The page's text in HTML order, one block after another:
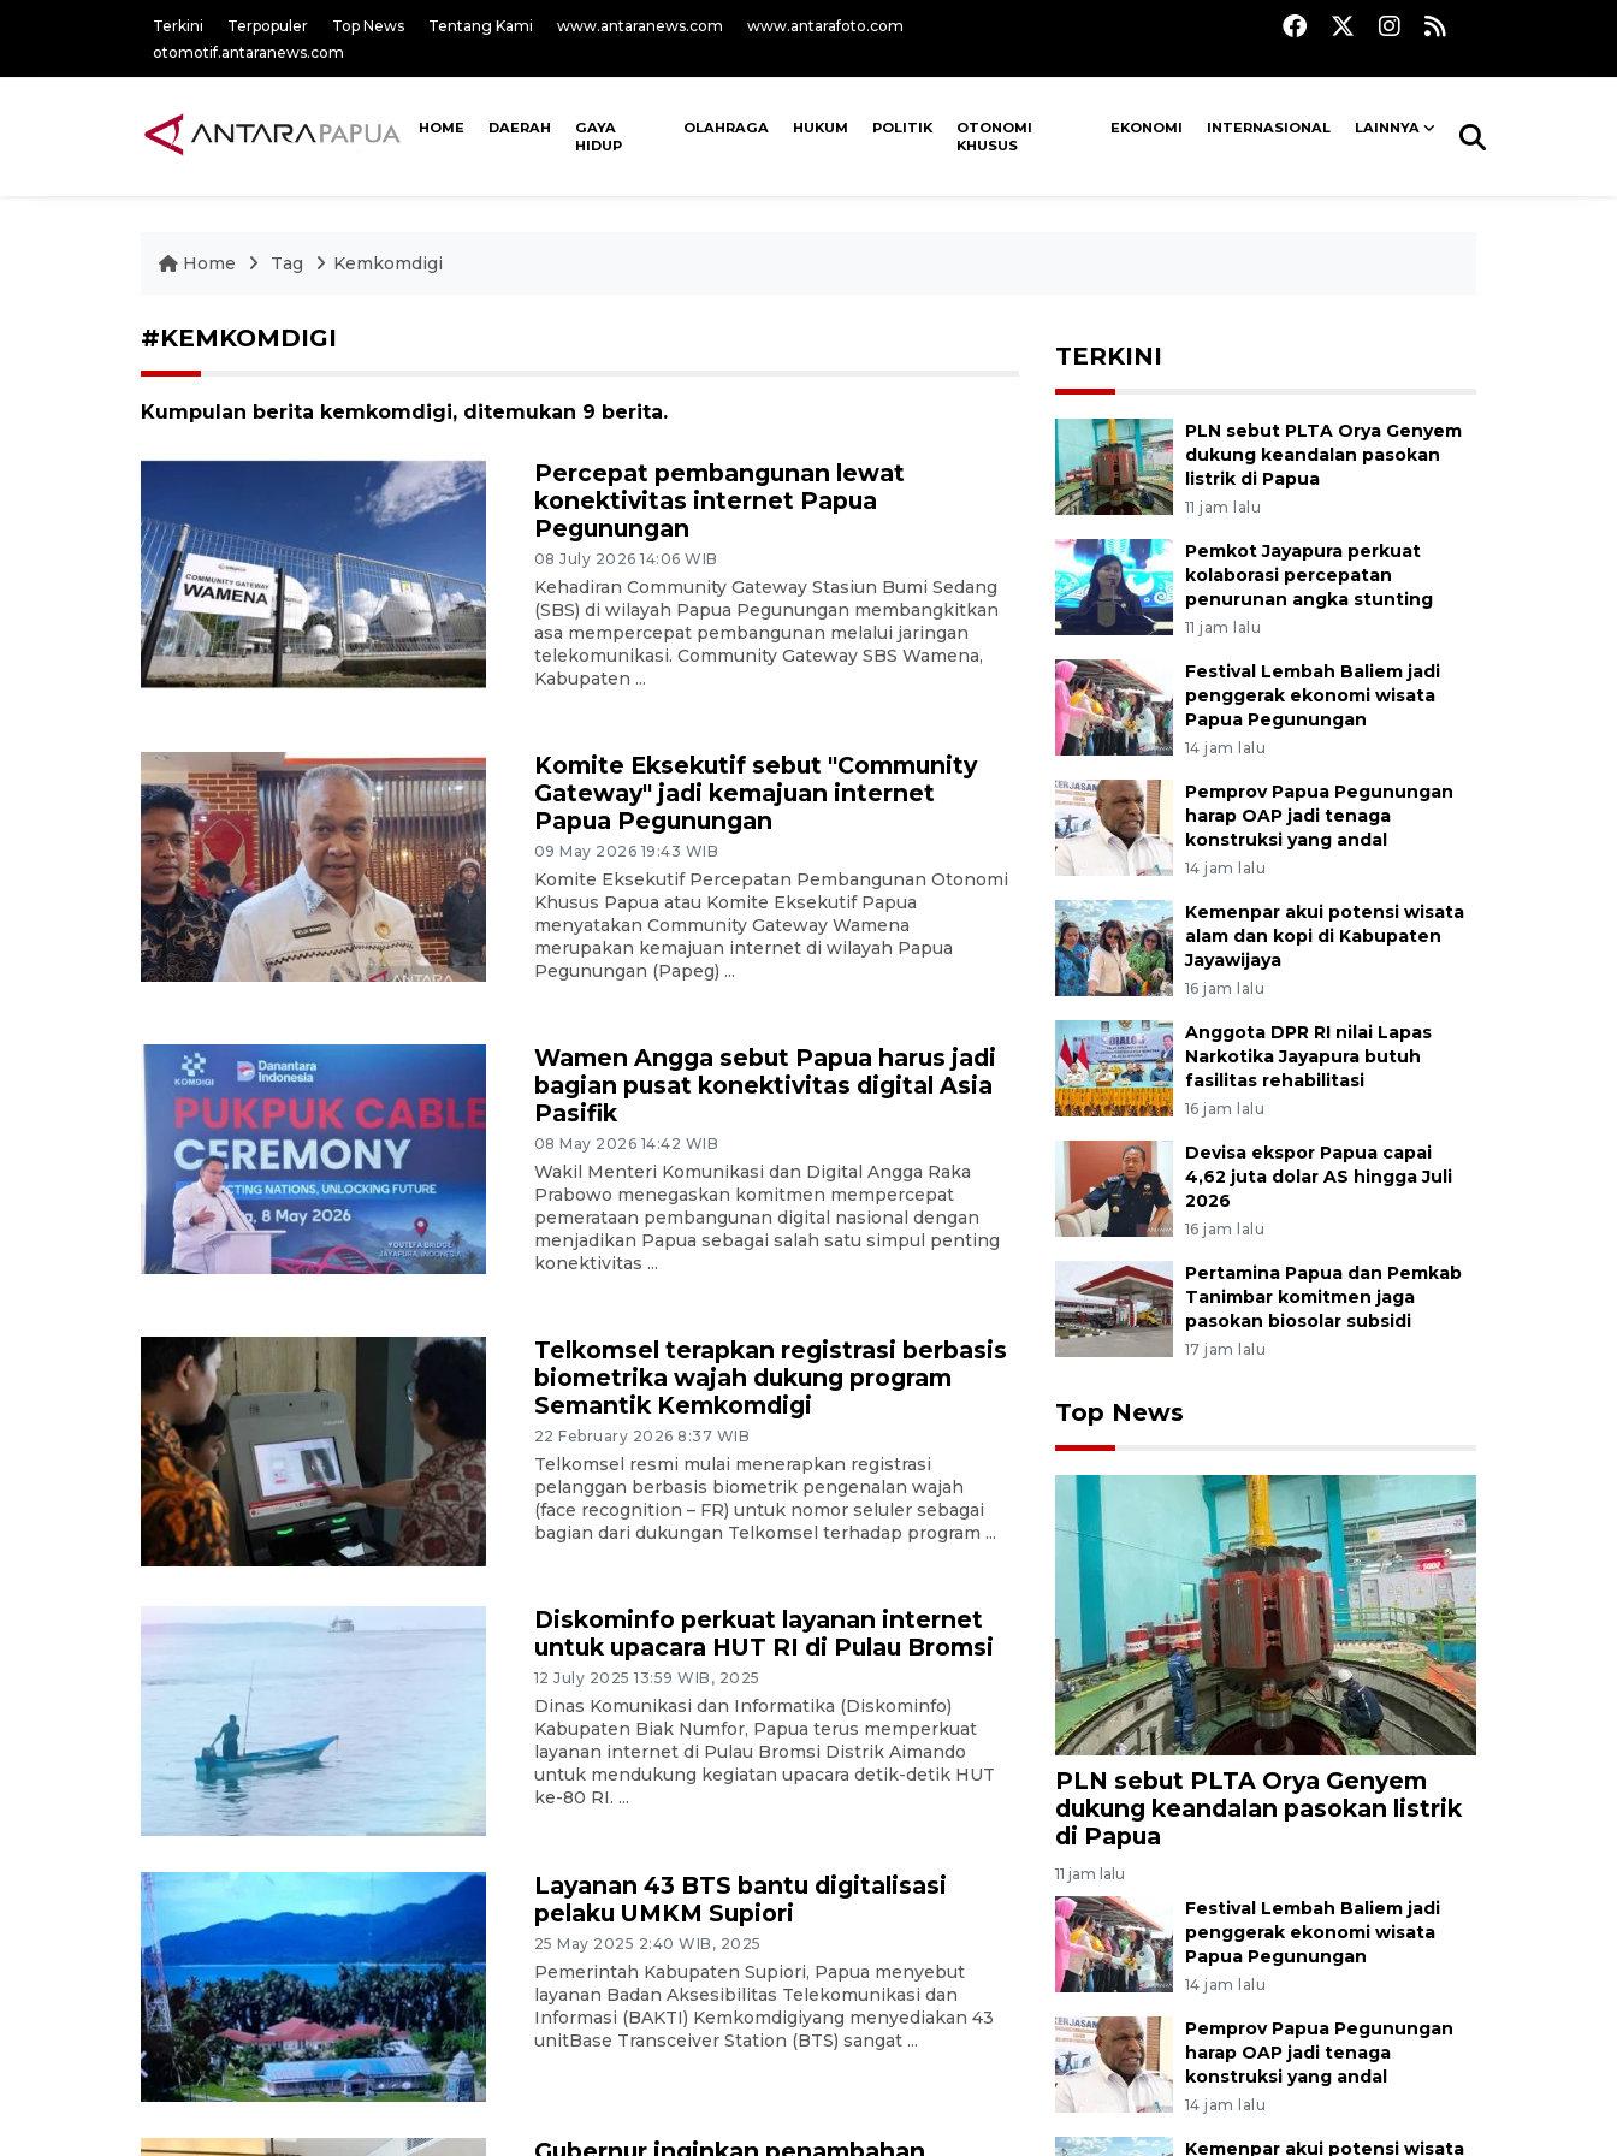
Terkini Terpopuler Top News Tentang Kami www.antaranews.com
www.antarafoto.com
otomotif.antaranews.com
HOME DAERAH
GAYA
HIDUP
OLAHRAGA HUKUM POLITIK
OTONOMI
KHUSUS
EKONOMI INTERNASIONAL LAINNYA
Home Tag Kemkomdigi
#KEMKOMDIGI
Kumpulan berita kemkomdigi, ditemukan 9 berita.
Percepat pembangunan lewat
konektivitas internet Papua
Pegunungan
08 July 2026 14:06 WIB
Kehadiran Community Gateway Stasiun Bumi Sedang
(SBS) di wilayah Papua Pegunungan membangkitkan
asa mempercepat pembangunan melalui jaringan
telekomunikasi. Community Gateway SBS Wamena,
Kabupaten ...
Komite Eksekutif sebut "Community
Gateway" jadi kemajuan internet
Papua Pegunungan
09 May 2026 19:43 WIB
Komite Eksekutif Percepatan Pembangunan Otonomi
Khusus Papua atau Komite Eksekutif Papua
menyatakan Community Gateway Wamena
merupakan kemajuan internet di wilayah Papua
Pegunungan (Papeg) ...
Wamen Angga sebut Papua harus jadi
bagian pusat konektivitas digital Asia
Pasifik
08 May 2026 14:42 WIB
Wakil Menteri Komunikasi dan Digital Angga Raka
Prabowo menegaskan komitmen mempercepat
pemerataan pembangunan digital nasional dengan
menjadikan Papua sebagai salah satu simpul penting
konektivitas ...
Telkomsel terapkan registrasi berbasis
biometrika wajah dukung program
Semantik Kemkomdigi
22 February 2026 8:37 WIB
Telkomsel resmi mulai menerapkan registrasi
pelanggan berbasis biometrik pengenalan wajah
(face recognition – FR) untuk nomor seluler sebagai
bagian dari dukungan Telkomsel terhadap program ...
Diskominfo perkuat layanan internet
untuk upacara HUT RI di Pulau Bromsi
12 July 2025 13:59 WIB, 2025
Dinas Komunikasi dan Informatika (Diskominfo)
Kabupaten Biak Numfor, Papua terus memperkuat
layanan internet di Pulau Bromsi Distrik Aimando
untuk mendukung kegiatan upacara detik-detik HUT
ke-80 RI. ...
Layanan 43 BTS bantu digitalisasi
pelaku UMKM Supiori
25 May 2025 2:40 WIB, 2025
Pemerintah Kabupaten Supiori, Papua menyebut
layanan Badan Aksesibilitas Telekomunikasi dan
Informasi (BAKTI) Kemkomdigiyang menyediakan 43
unitBase Transceiver Station (BTS) sangat ...
TERKINI
PLN sebut PLTA Orya Genyem
dukung keandalan pasokan
listrik di Papua
11 jam lalu
Pemkot Jayapura perkuat
kolaborasi percepatan
penurunan angka stunting
11 jam lalu
Festival Lembah Baliem jadi
penggerak ekonomi wisata
Papua Pegunungan
14 jam lalu
Pemprov Papua Pegunungan
harap OAP jadi tenaga
konstruksi yang andal
14 jam lalu
Kemenpar akui potensi wisata
alam dan kopi di Kabupaten
Jayawijaya
16 jam lalu
Anggota DPR RI nilai Lapas
Narkotika Jayapura butuh
fasilitas rehabilitasi
16 jam lalu
Devisa ekspor Papua capai
4,62 juta dolar AS hingga Juli
2026
16 jam lalu
Pertamina Papua dan Pemkab
Tanimbar komitmen jaga
pasokan biosolar subsidi
17 jam lalu
Top News
PLN sebut PLTA Orya Genyem
dukung keandalan pasokan listrik
di Papua
11 jam lalu
Festival Lembah Baliem jadi
penggerak ekonomi wisata
Papua Pegunungan
14 jam lalu
Pemprov Papua Pegunungan
harap OAP jadi tenaga
konstruksi yang andal
14 jam lalu
Kemenpar akui potensi wisata